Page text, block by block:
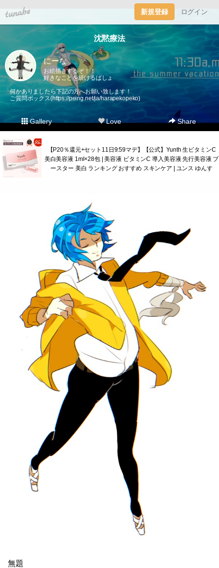
tuna.be 新規登録 ログイン
沈黙療法
にーな
お絵描きするぞ！！
好きなことを続けるばしょ
何かありましたら下記の方へお願い致します！
ご質問ボックス(https://peing.net/ja/harapekopeko)
Gallery Love Share
【P20％還元+セット11日9:59マデ】【公式】Yunth 生ビタミンC
美白美容液 1ml×28包 | 美容液 ビタミンC 導入美容液 先行美容液 ブ
ースター 美白 ランキング おすすめ スキンケア | ユンス ゆんす
無題